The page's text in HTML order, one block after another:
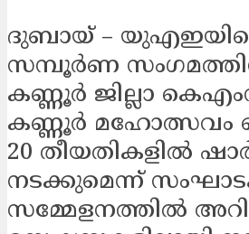
ദുബായ് –
സമ്പൂര്‍ണ
കണ്ണൂര്‍ ജില്ലാ
കണ്ണൂര്‍ മഹോത്സവം
20 തീയതികളില്‍
നടക്കുമെന്ന്
സമ്മേളനത്തില്‍